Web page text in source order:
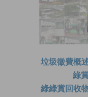
垃圾徵費概
綠
綠綠賞回收